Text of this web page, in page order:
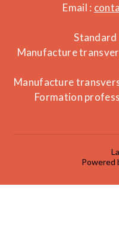
Email :
Standard
Manufacture
Manufacture
Formation
Powered